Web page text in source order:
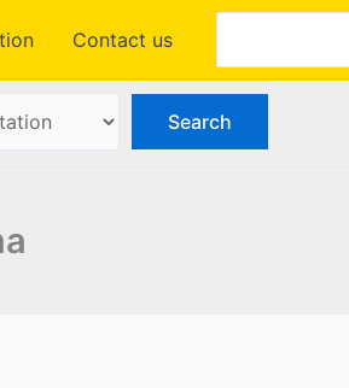
Contact us